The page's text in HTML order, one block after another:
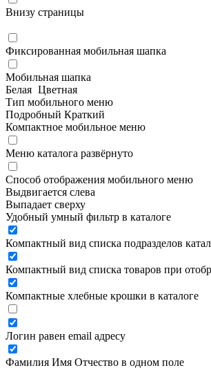
Внизу страницы
Фиксированная мобильная шапка
Мобильная шапка
Белая Цветная
Тип мобильного меню
Подробный Краткий
Компактное мобильное меню
Меню каталога развёрнуто
Способ отображения мобильного меню
Выдвигается слева
Выпадает сверху
Удобный умный фильтр в каталоге
Компактный вид списка подразделов
Компактный вид списка товаров при
Компактные хлебные крошки в каталоге
Логин равен email адресу
Фамилия Имя Отчество в одном поле